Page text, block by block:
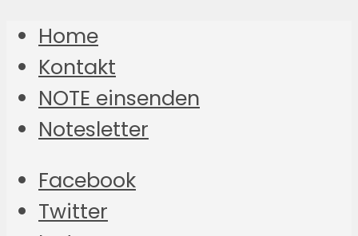
Home
Kontakt
NOTE einsenden
Notesletter
Facebook
Twitter